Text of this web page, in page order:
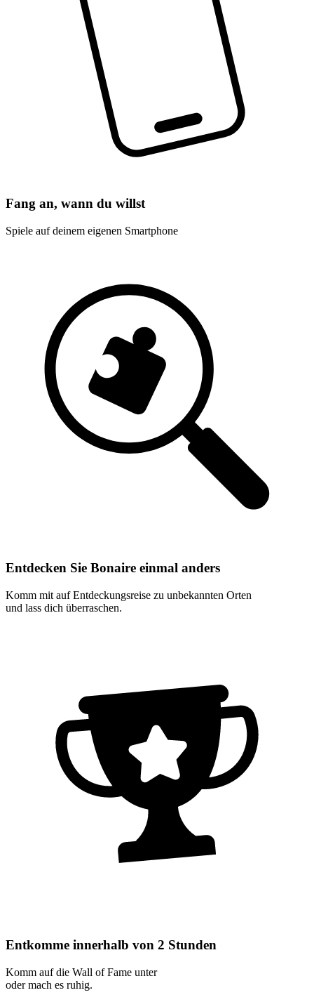
Fang an, wann du willst
Spiele auf deinem eigenen Smartphone
Entdecken Sie Bonaire einmal anders
Komm mit auf Entdeckungsreise zu unbekannten Orten
und lass dich überraschen.
Entkomme innerhalb von 2 Stunden
Komm auf die Wall of Fame unter
oder mach es ruhig.